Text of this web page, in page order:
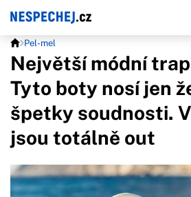
Pel-mel
Největší módní
Tyto boty nosí jen
špetky soudnosti.
jsou totálně out